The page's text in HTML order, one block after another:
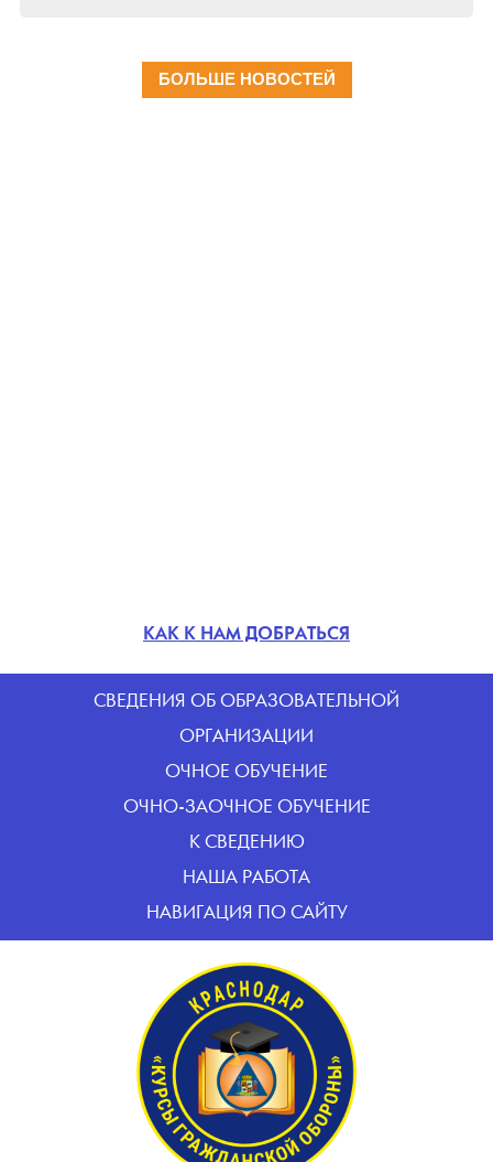
БОЛЬШЕ НОВОСТЕЙ
КАК К НАМ ДОБРАТЬСЯ
CВЕДЕНИЯ ОБ ОБРАЗОВАТЕЛЬНОЙ
ОРГАНИЗАЦИИ
ОЧНОЕ ОБУЧЕНИЕ
ОЧНО-ЗАОЧНОЕ ОБУЧЕНИЕ
К СВЕДЕНИЮ
НАША РАБОТА
НАВИГАЦИЯ ПО САЙТУ